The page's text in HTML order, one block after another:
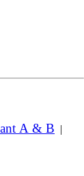
A & B |